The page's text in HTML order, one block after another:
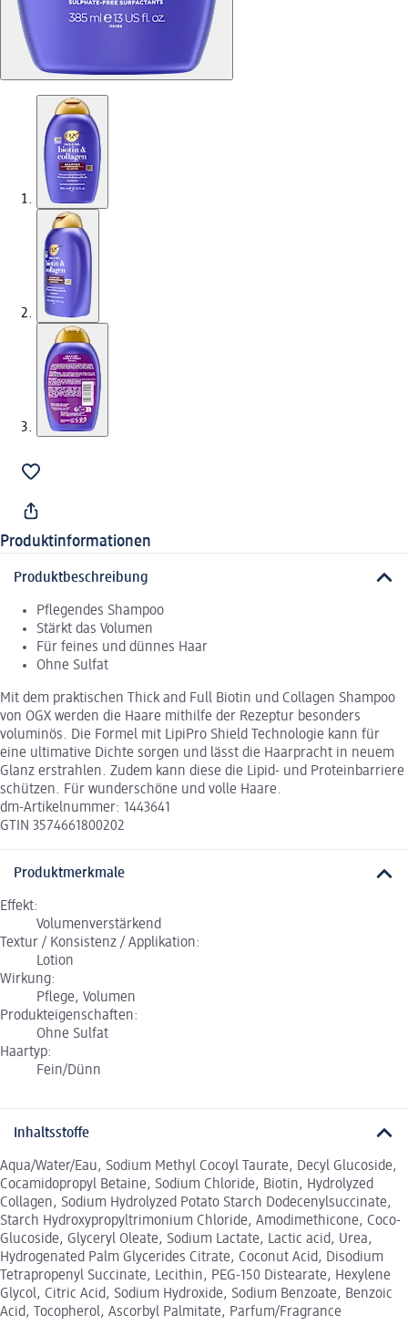
Produktinformationen
Produktbeschreibung
Pflegendes Shampoo
Stärkt das Volumen
Für feines und dünnes Haar
Ohne Sulfat
Mit dem praktischen Thick and Full Biotin und Collagen Shampoo
von OGX werden die Haare mithilfe der Rezeptur besonders
voluminös. Die Formel mit LipiPro Shield Technologie kann für
eine ultimative Dichte sorgen und lässt die Haarpracht in neuem
Glanz erstrahlen. Zudem kann diese die Lipid- und Proteinbarriere
schützen. Für wunderschöne und volle Haare.
dm-Artikelnummer: 1443641
GTIN 3574661800202
Produktmerkmale
Effekt:
Volumenverstärkend
Textur / Konsistenz / Applikation:
Lotion
Wirkung:
Pflege, Volumen
Produkteigenschaften:
Ohne Sulfat
Haartyp:
Fein/Dünn
Inhaltsstoffe
Aqua/Water/Eau, Sodium Methyl Cocoyl Taurate, Decyl Glucoside,
Cocamidopropyl Betaine, Sodium Chloride, Biotin, Hydrolyzed
Collagen, Sodium Hydrolyzed Potato Starch Dodecenylsuccinate,
Starch Hydroxypropyltrimonium Chloride, Amodimethicone, Coco-
Glucoside, Glyceryl Oleate, Sodium Lactate, Lactic acid, Urea,
Hydrogenated Palm Glycerides Citrate, Coconut Acid, Disodium
Tetrapropenyl Succinate, Lecithin, PEG-150 Distearate, Hexylene
Glycol, Citric Acid, Sodium Hydroxide, Sodium Benzoate, Benzoic
Acid, Tocopherol, Ascorbyl Palmitate, Parfum/Fragrance